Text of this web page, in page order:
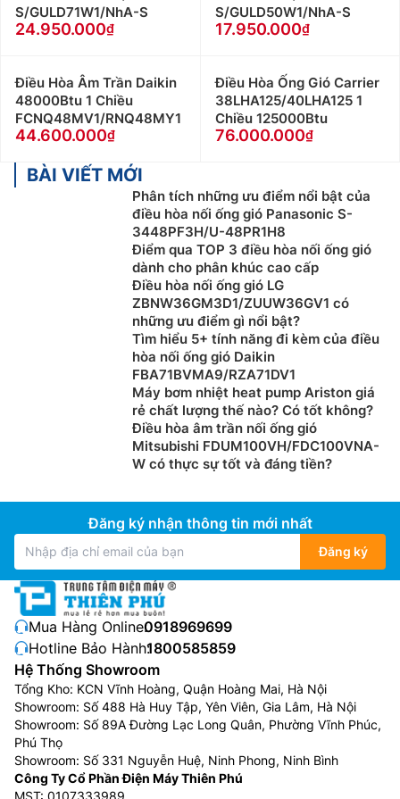
S/GULD71W1/NhA-S
24.950.000
S/GULD50W1/NhA-S
17.950.000
Điều Hòa Âm Trần Daikin
48000Btu 1 Chiều
FCNQ48MV1/RNQ48MY1
44.600.000
Điều Hòa Ống Gió Carrier
38LHA125/40LHA125 1
Chiều 125000Btu
76.000.000
BÀI VIẾT MỚI
Phân tích những ưu điểm nổi bật của
điều hòa nối ống gió Panasonic S-
3448PF3H/U-48PR1H8
Điểm qua TOP 3 điều hòa nối ống gió
dành cho phân khúc cao cấp
Điều hòa nối ống gió LG
ZBNW36GM3D1/ZUUW36GV1 có
những ưu điểm gì nổi bật?
Tìm hiểu 5+ tính năng đi kèm của điều
hòa nối ống gió Daikin
FBA71BVMA9/RZA71DV1
Máy bơm nhiệt heat pump Ariston giá
rẻ chất lượng thế nào? Có tốt không?
Điều hòa âm trần nối ống gió
Mitsubishi FDUM100VH/FDC100VNA-
W có thực sự tốt và đáng tiền?
Đăng ký nhận thông tin mới nhất
Đăng ký
Mua Hàng Online:0918969699
Hotline Bảo Hành:1800585859
Hệ Thống Showroom
Tổng Kho: KCN Vĩnh Hoàng, Quận Hoàng Mai, Hà Nội
Showroom: Số 488 Hà Huy Tập, Yên Viên, Gia Lâm, Hà Nội
Showroom: Số 89A Đường Lạc Long Quân, Phường Vĩnh Phúc,
Phú Thọ
Showroom: Số 331 Nguyễn Huệ, Ninh Phong, Ninh Bình
Công Ty Cổ Phần Điện Máy Thiên Phú
MST: 0107333989